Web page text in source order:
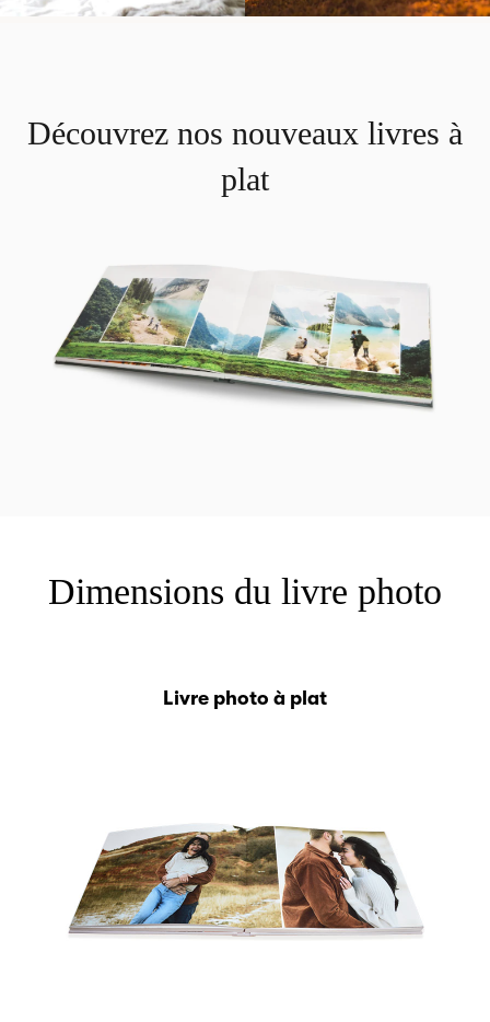
Découvrez nos nouveaux livres à
plat
Dimensions du livre photo
Livre photo à plat